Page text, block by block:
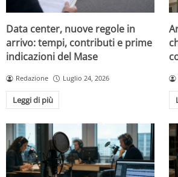
Data center, nuove regole in
arrivo: tempi, contributi e prime
indicazioni del Mase
Redazione Luglio 24, 2026
Leggi di più